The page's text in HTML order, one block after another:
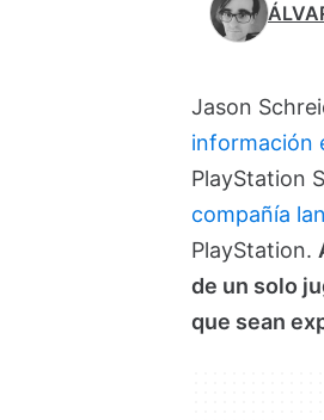
Jason
información
PlayStation
compañía
PlayStation.
de un solo
que sean